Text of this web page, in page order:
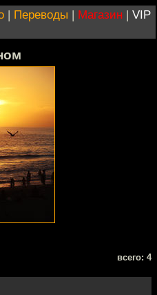
| Переводы | Магазин | VIP
всего: 4